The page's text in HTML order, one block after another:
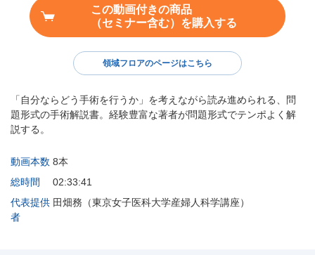
「自分ならどう手術を行うか」を考えながら読み進められる、問
題形式の手術解説書。経験豊富な著者が問題形式でテンポよく解
説する。
動画本数 8本
総時間
02:33:41
代表提供
者
田畑務（東京女子医科大学産婦人科学講座）
この動画付きの商品
（セミナー含む）を購入する
領域フロアのページはこちら